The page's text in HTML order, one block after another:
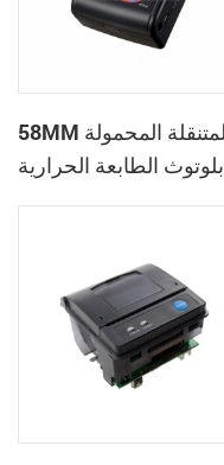
58MM المتنقلة المحمولة
بلوتوث الطابعة الحرارية